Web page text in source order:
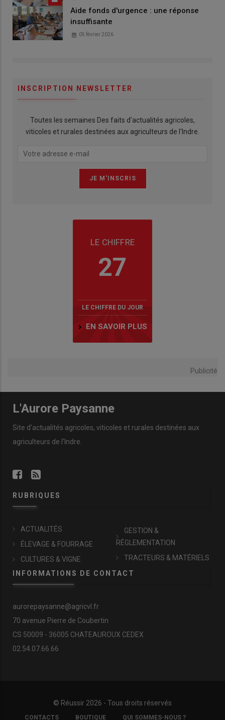
Aide fonds d'urgence : une réponse
insuffisante
05 février 2026
INSCRIPTION NEWSLETTER
Toutes les semaines Des faits d'actualités agricoles,
viticoles et rurales destinées aux agriculteurs de l'Indre.
LE CHIFFRE
27
LE CHIFFRE DU JOUR
EN SAVOIR PLUS
Publicité
L'Aurore Paysanne
Site d'actualités agricoles, viticoles et rurales destinées aux
agriculteurs de l'Indre.
RUBRIQUES
ACTUALITÉS
ÉLEVAGE & FOURRAGE
CULTURES & VIGNE
GESTION &
RÉGLEMENTATION
TRACTEURS & MATÉRIELS
INFORMATIONS DE CONTACT
aurorepaysanne@agricvl.fr
70 avenue Pierre de Coubertin
CS 50009 - 36005 CHATEAUROUX CEDEX
02.54.07.66.66
© Réussir 2026 - Tous droits réservés
FOOTER
CONTACTS BOUTIQUE QUI SOMMES-NOUS ?